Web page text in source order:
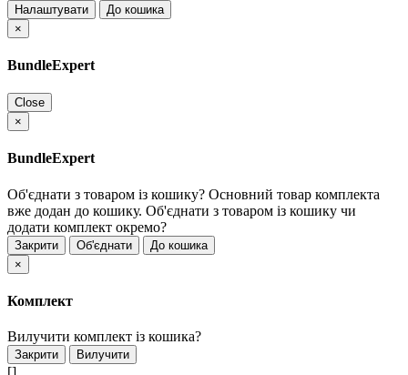
Налаштувати
До кошика
×
BundleExpert
Close
×
BundleExpert
Об'єднати з товаром із кошику? Основний товар комплекта
вже додан до кошику. Об'єднати з товаром із кошику чи
додати комплект окремо?
Закрити Об'єднати
До кошика
×
Комплект
Вилучити комплект із кошика?
Закрити Вилучити